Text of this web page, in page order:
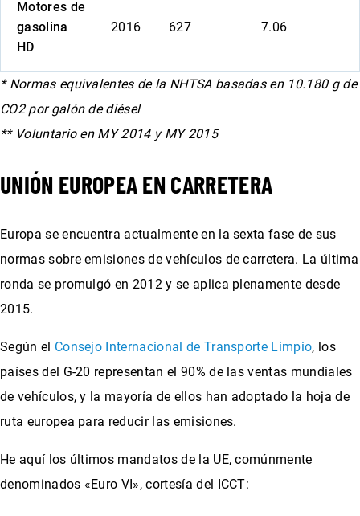
Motores de
gasolina
HD
2016 627 7.06
* Normas equivalentes de la NHTSA basadas en 10.180 g de
CO2 por galón de diésel
** Voluntario en MY 2014 y MY 2015
UNIÓN EUROPEA EN CARRETERA
Europa se encuentra actualmente en la sexta fase de sus
normas sobre emisiones de vehículos de carretera. La última
ronda se promulgó en 2012 y se aplica plenamente desde
2015.
Según el Consejo Internacional de Transporte Limpio, los
países del G-20 representan el 90% de las ventas mundiales
de vehículos, y la mayoría de ellos han adoptado la hoja de
ruta europea para reducir las emisiones.
He aquí los últimos mandatos de la UE, comúnmente
denominados «Euro VI», cortesía del ICCT: